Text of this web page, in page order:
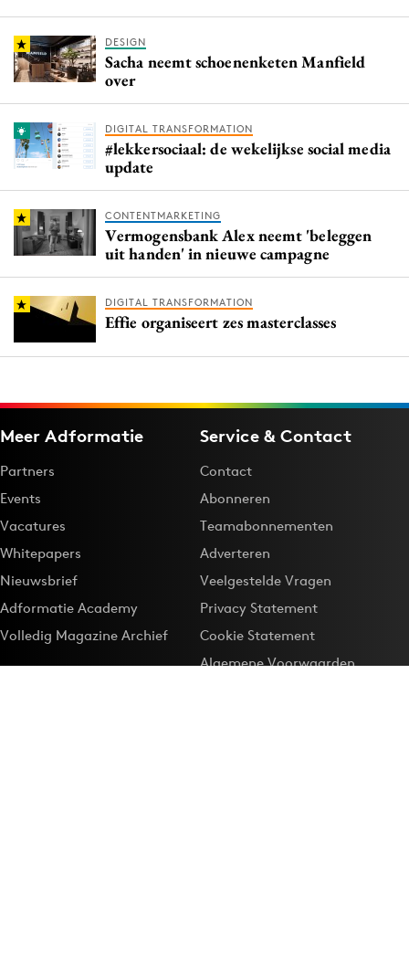
DESIGN
Sacha neemt schoenenketen Manfield
over
DIGITAL TRANSFORMATION
#lekkersociaal: de wekelijkse social media
update
CONTENTMARKETING
Vermogensbank Alex neemt 'beleggen
uit handen' in nieuwe campagne
DIGITAL TRANSFORMATION
Effie organiseert zes masterclasses
Meer Adformatie
Partners
Events
Vacatures
Whitepapers
Nieuwsbrief
Adformatie Academy
Volledig Magazine Archief
Service & Contact
Contact
Abonneren
Teamabonnementen
Adverteren
Veelgestelde Vragen
Privacy Statement
Cookie Statement
Algemene Voorwaarden